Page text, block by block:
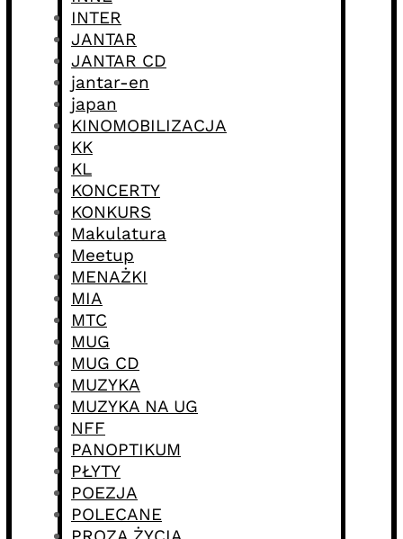
INTER
JANTAR
JANTAR CD
jantar-en
japan
KINOMOBILIZACJA
KK
KL
KONCERTY
KONKURS
Makulatura
Meetup
MENAŻKI
MIA
MTC
MUG
MUG CD
MUZYKA
MUZYKA NA UG
NFF
PANOPTIKUM
PŁYTY
POEZJA
POLECANE